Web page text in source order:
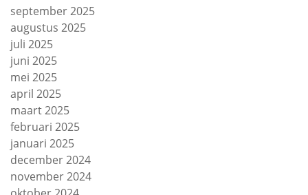
september 2025
augustus 2025
juli 2025
juni 2025
mei 2025
april 2025
maart 2025
februari 2025
januari 2025
december 2024
november 2024